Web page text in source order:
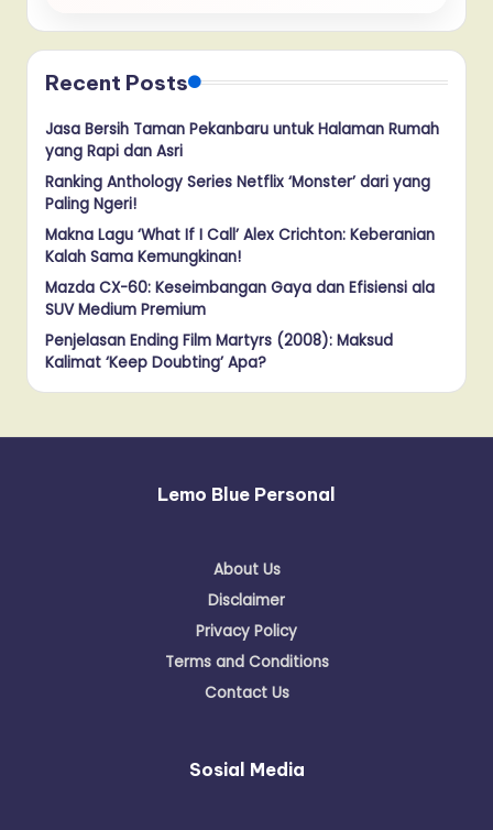
Recent Posts
Jasa Bersih Taman Pekanbaru untuk Halaman Rumah
yang Rapi dan Asri
Ranking Anthology Series Netflix ‘Monster’ dari yang
Paling Ngeri!
Makna Lagu ‘What If I Call’ Alex Crichton: Keberanian
Kalah Sama Kemungkinan!
Mazda CX-60: Keseimbangan Gaya dan Efisiensi ala
SUV Medium Premium
Penjelasan Ending Film Martyrs (2008): Maksud
Kalimat ‘Keep Doubting’ Apa?
Lemo Blue Personal
About Us
Disclaimer
Privacy Policy
Terms and Conditions
Contact Us
Sosial Media